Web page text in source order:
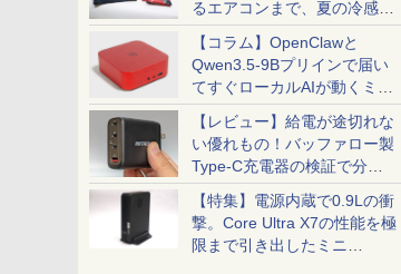
るエアコンまで、夏の冷感グ
ッズ一挙紹介
【コラム】OpenClawと
Qwen3.5-9Bプリインで届い
てすぐローカルAIが動くミニ
PC「SER9 Pro」
【レビュー】給電が途切れな
い優れもの！バッファロー製
Type-C充電器の検証で分か
ったこと
【特集】電源内蔵で0.9Lの衝
撃。Core Ultra X7の性能を極
限まで引き出したミニ